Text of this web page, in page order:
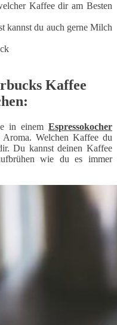
Kaffee dir am Besten
kannst du auch gerne Milch
Kaffee
in einem Espressokocher
Welchen Kaffee du
Du kannst deinen Kaffee
wie du es immer